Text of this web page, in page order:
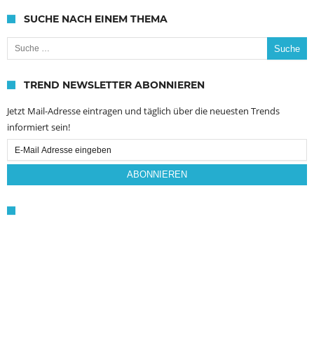
SUCHE NACH EINEM THEMA
Suche nach:
TREND NEWSLETTER ABONNIEREN
Jetzt Mail-Adresse eintragen und täglich über die neuesten Trends
informiert sein!
Email
Subscription
ABONNIEREN